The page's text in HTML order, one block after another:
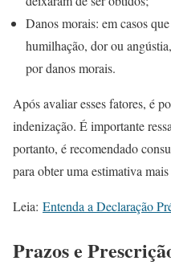
Danos morais: em casos
humilhação, dor ou
por danos morais.
Após avaliar esses fatores, é
indenização. É importante
portanto, é recomendado
para obter uma estimativa
Leia: Entenda a Declaração
Prazos e